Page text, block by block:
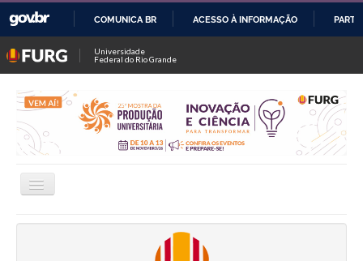
O
COMUNICA BR ACESSO À INFORMAÇÃO
Universidade
Federal do Rio Grande
Alternar
INSCRIÇÕES
CONSULTAR TRABALHOS / SALAS